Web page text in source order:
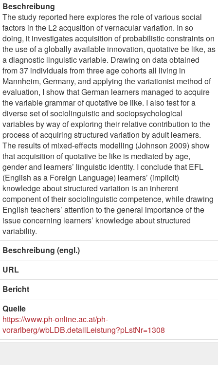
Beschreibung
The study reported here explores the role of various social
factors in the L2 acqusition of vernacular variation. In so
doing, it investigates acquisition of probabilistic constraints on
the use of a globally available innovation, quotative be like, as
a diagnostic linguistic variable. Drawing on data obtained
from 37 individuals from three age cohorts all living in
Mannheim, Germany, and applying the variationist method of
evaluation, I show that German learners managed to acquire
the variable grammar of quotative be like. I also test for a
diverse set of sociolinguistic and sociopsychological
variables by way of exploring their relative contribution to the
process of acquiring structured variation by adult learners.
The results of mixed-effects modelling (Johnson 2009) show
that acquisition of quotative be like is mediated by age,
gender and learners’ linguistic identity. I conclude that EFL
(English as a Foreign Language) learners’ (implicit)
knowledge about structured variation is an inherent
component of their sociolinguistic competence, while drawing
English teachers’ attention to the general importance of the
issue concerning learners’ knowledge about structured
variability.
Beschreibung (engl.)
URL
Bericht
Quelle
https://www.ph-online.ac.at/ph-
vorarlberg/wbLDB.detailLeistung?pLstNr=1308